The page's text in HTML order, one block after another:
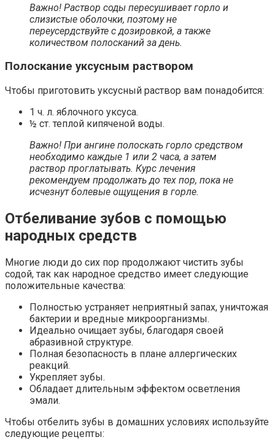
Важно! Раствор соды пересушивает горло и
слизистые оболочки, поэтому не
переусердствуйте с дозировкой, а также
количеством полосканий за день.
Полоскание уксусным раствором
Чтобы приготовить уксусный раствор вам понадобится:
1 ч. л. яблочного уксуса.
½ ст. теплой кипяченой воды.
Важно! При ангине полоскать горло средством
необходимо каждые 1 или 2 часа, а затем
раствор проглатывать. Курс лечения
рекомендуем продолжать до тех пор, пока не
исчезнут болевые ощущения в горле.
Отбеливание зубов с помощью
народных средств
Многие люди до сих пор продолжают чистить зубы
содой, так как народное средство имеет следующие
положительные качества:
Полностью устраняет неприятный запах, уничтожая
бактерии и вредные микроорганизмы.
Идеально очищает зубы, благодаря своей
абразивной структуре.
Полная безопасность в плане аллергических
реакций.
Укрепляет зубы.
Обладает длительным эффектом осветления
эмали.
Чтобы отбелить зубы в домашних условиях используйте
следующие рецепты: